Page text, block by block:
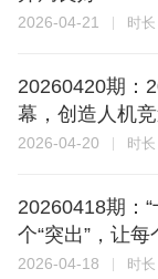
2026-04-21 时长
20260420期：
幕，创造人机
2026-04-20 时长
20260418期：
个“突出”，让
2026-04-18 时长